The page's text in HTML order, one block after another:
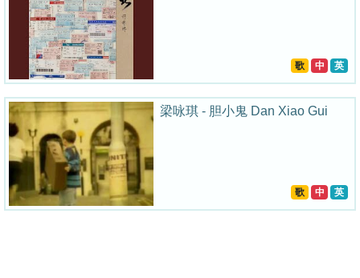
歌 中 英
梁咏琪 - 胆小鬼 Dan Xiao Gui
歌 中 英